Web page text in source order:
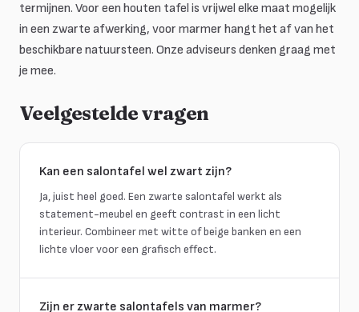
termijnen. Voor een houten tafel is vrijwel elke maat mogelijk
in een zwarte afwerking, voor marmer hangt het af van het
beschikbare natuursteen. Onze adviseurs denken graag met
je mee.
Veelgestelde vragen
Kan een salontafel wel zwart zijn?
Ja, juist heel goed. Een zwarte salontafel werkt als
statement-meubel en geeft contrast in een licht
interieur. Combineer met witte of beige banken en een
lichte vloer voor een grafisch effect.
Zijn er zwarte salontafels van marmer?